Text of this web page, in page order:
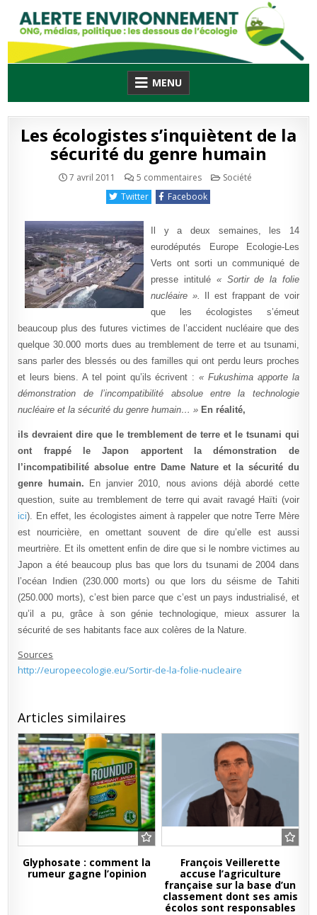
content
MENU
Les écologistes s’inquiètent de la
sécurité du genre humain
7 avril 2011 5 commentairessur
écologistes
s’inquiètent
sécurité
du
genre
humain
Publié
Société
Twitter
Facebook
Il y a deux semaines, les 14
eurodéputés Europe Ecologie-Les
Verts ont sorti un communiqué de
presse intitulé « Sortir de la folie
nucléaire ».
Il est frappant de voir
que les écologistes s’émeut
beaucoup plus des futures victimes de l’accident nucléaire que des
quelque 30.000 morts dues au tremblement de terre et au tsunami,
sans parler des blessés ou des familles qui ont perdu leurs proches
et leurs biens. A tel point qu’ils écrivent :« Fukushima apporte la
démonstration de l’incompatibilité absolue entre la technologie
nucléaire et la sécurité du genre humain… » En réalité,
ils devraient dire que le tremblement de terre et le tsunami qui
ont frappé le Japon apportent la démonstration de
l’incompatibilité absolue entre Dame Nature et la sécurité du
genre humain. En janvier 2010, nous avions déjà abordé cette
question, suite au tremblement de terre qui avait ravagé Haïti (voir
ici). En effet, les écologistes aiment à rappeler que notre Terre Mère
est nourricière, en omettant souvent de dire qu’elle est aussi
meurtrière. Et ils omettent enfin de dire que si le nombre victimes au
Japon a été beaucoup plus bas que lors du tsunami de 2004 dans
l’océan Indien (230.000 morts) ou que lors du séisme de Tahiti
(250.000 morts), c’est bien parce que c’est un pays industrialisé, et
qu’il a pu, grâce à son génie technologique, mieux assurer la
sécurité de ses habitants face aux colères de la Nature.
Sources
http://europeecologie.eu/Sortir-de-la-folie-nucleaire
Articles similaires
Glyphosate : comment la
rumeur gagne l’opinion
François Veillerette
accuse l’agriculture
française sur la base d’un
classement dont ses amis
écolos sont responsables